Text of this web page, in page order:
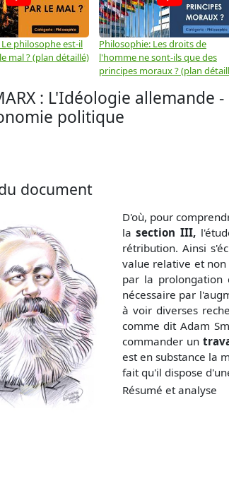
philosophe est-il
mal ? (plan détaillé)
Philosophie: Les droits de
l'homme ne sont-ils que des
principes moraux ? (plan
: L'Idéologie
politique
document
D'où, pour
lasection III,
rétribution. Ainsi
value relative et
par la prolongation
nécessaire par
à voir diverses
comme dit Adam
commander un
est en substance la
fait qu'il dispose
Résumé et analyse